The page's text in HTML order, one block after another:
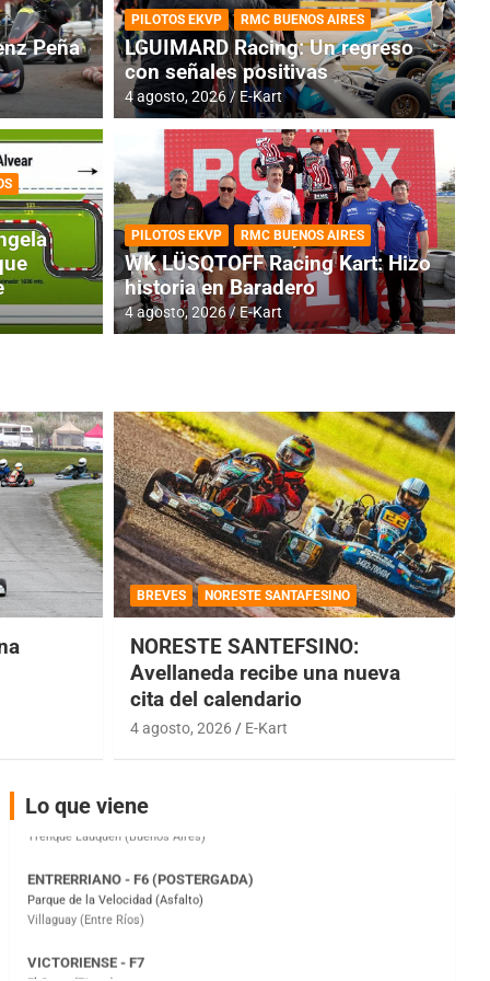
Horarios para la
Peña
PILOTOS EKVP RMC BUENOS AIRES
LGUIMARD Racing: Un regreso
con señales positivas
4 agosto, 2026 E-Kart
PILOTOS EKVP RMC BUENOS AIRES
WK LÜSQTOFF Racing Kart: Hizo
historia en Baradero
4 agosto, 2026 E-Kart
BREVES NORESTE SANTAFESINO
NORESTE SANTEFSINO:
Avellaneda recibe una nueva
cita del calendario
4 agosto, 2026 E-Kart
Lo que viene
COBERTURA ESPECIAL DE E-KART.COM.AR
08/09-AGO
IAME SERIES ARGENTINA 6
Baradero (Buenos Aires)
Trenque Lauquen (Buenos Aires)
Parque de la Velocidad (Asfalto)
Villaguay (Entre Ríos)
El Cerro (Tierra)
Victoria (Entre Ríos)
Moto Club Reginense (Tierra)